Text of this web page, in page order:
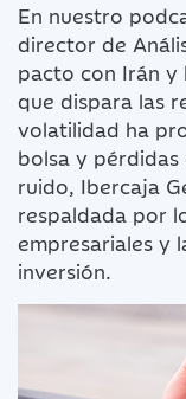
En nuestro
director de
pacto con Irán y
que dispara las
volatilidad ha
bolsa y
ruido, Ibercaja
respaldada por
empresariales y
inversión.